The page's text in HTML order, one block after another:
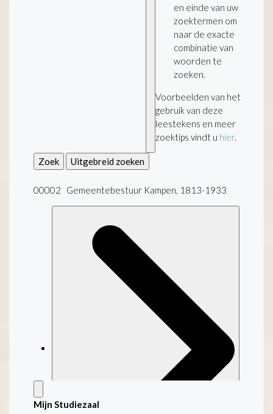
en einde van uw
zoektermen om
naar de exacte
combinatie van
woorden te
zoeken.
Voorbeelden van het
gebruik van deze
leestekens en meer
zoektips vindt u hier.
Zoek Uitgebreid zoeken
00002 Gemeentebestuur Kampen, 1813-1933
Mijn Studiezaal